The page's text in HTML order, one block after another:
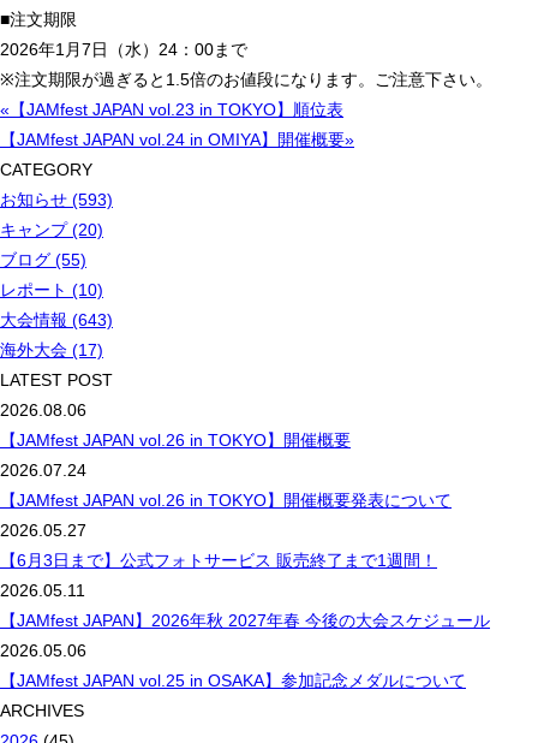
■注文期限
2026年1月7日（水）24：00まで
※注文期限が過ぎると1.5倍のお値段になります。ご注意下さい。
«【JAMfest JAPAN vol.23 in TOKYO】順位表
【JAMfest JAPAN vol.24 in OMIYA】開催概要»
CATEGORY
お知らせ (593)
キャンプ (20)
ブログ (55)
レポート (10)
大会情報 (643)
海外大会 (17)
LATEST POST
2026.08.06
【JAMfest JAPAN vol.26 in TOKYO】開催概要
2026.07.24
【JAMfest JAPAN vol.26 in TOKYO】開催概要発表について
2026.05.27
【6月3日まで】公式フォトサービス 販売終了まで1週間！
2026.05.11
【JAMfest JAPAN】2026年秋 2027年春 今後の大会スケジュール
2026.05.06
【JAMfest JAPAN vol.25 in OSAKA】参加記念メダルについて
ARCHIVES